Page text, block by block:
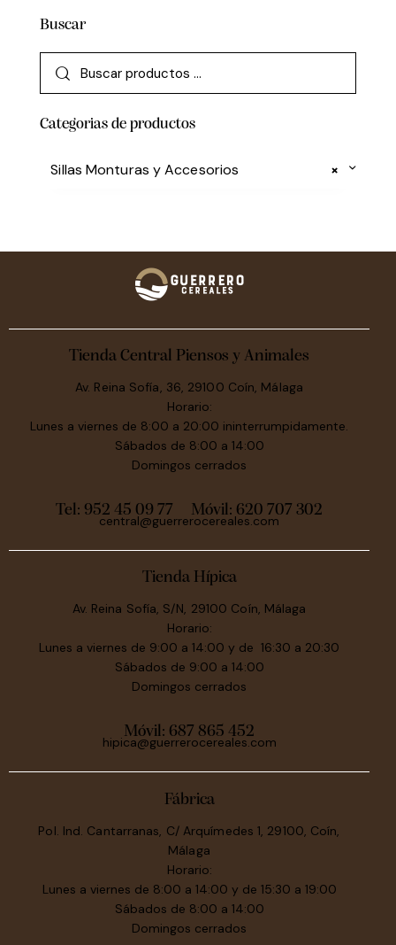
Buscar
Categorias de productos
×
Sillas Monturas y Accesorios
Tienda Central Piensos y Animales
Av. Reina Sofía, 36, 29100 Coín, Málaga
Horario:
Lunes a viernes de 8:00 a 20:00 ininterrumpidamente.
Sábados de 8:00 a 14:00
Domingos cerrados
Tel: 952 45 09 77 Móvil: 620 707 302
central@guerrerocereales.com
Tienda Hípica
Av. Reina Sofía, S/N, 29100 Coín, Málaga
Horario:
Lunes a viernes de 9:00 a 14:00 y de 16:30 a 20:30
Sábados de 9:00 a 14:00
Domingos cerrados
Móvil: 687 865 452
hipica@guerrerocereales.com
Fábrica
Pol. Ind. Cantarranas, C/ Arquímedes 1, 29100, Coín,
Málaga
Horario:
Lunes a viernes de 8:00 a 14:00 y de 15:30 a 19:00
Sábados de 8:00 a 14:00
Domingos cerrados